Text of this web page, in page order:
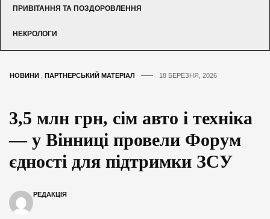
ПРИВІТАННЯ ТА ПОЗДОРОВЛЕННЯ
НЕКРОЛОГИ
НОВИНИ ПАРТНЕРСЬКИЙ МАТЕРІАЛ 18 БЕРЕЗНЯ, 2026
3,5 млн грн, сім авто і техніка
— у Вінниці провели Форум
єдності для підтримки ЗСУ
РЕДАКЦІЯ